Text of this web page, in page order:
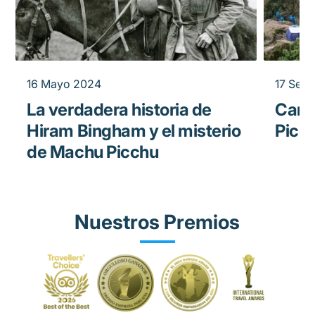
16 Mayo 2024
La verdadera historia de
Hiram Bingham y el misterio
de Machu Picchu
17
Nuestros Premios